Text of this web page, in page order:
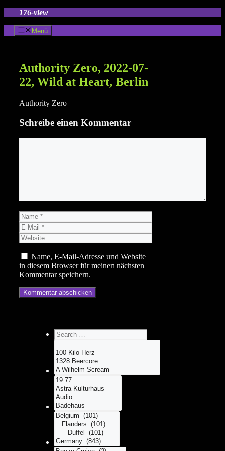
springen
176-view
Menü
Authority Zero, 2022-07-
22, Wild at Heart, Berlin
Authority Zero
Schreibe einen Kommentar
Name
E-
Mail
Website
Name, E-Mail-Adresse und Website
in diesem Browser für meinen nächsten
Kommentar speichern.